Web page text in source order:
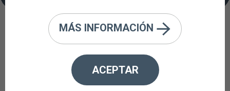
23/02/2026
Ver correctamente no es suficiente:
la salud de tus ojos necesita
MÁS INFORMACIÓN
ACEPTAR